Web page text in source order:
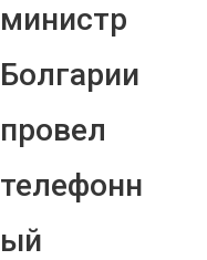
министр
Болгарии
провел
телефонн
ый